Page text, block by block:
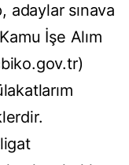
sınava
İşe Alım